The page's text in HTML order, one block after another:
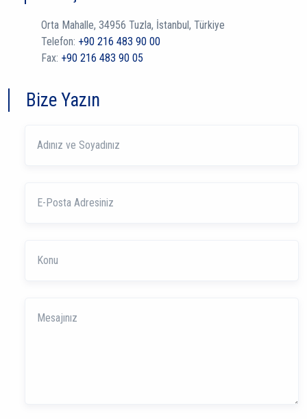
Orta Mahalle, 34956 Tuzla, İstanbul, Türkiye
Telefon: +90 216 483 90 00
Fax: +90 216 483 90 05
Bize Yazın
Posta